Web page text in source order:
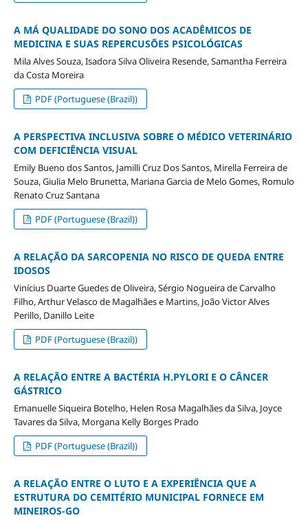
A MÁ QUALIDADE DO SONO DOS ACADÊMICOS DE
MEDICINA E SUAS REPERCUSÕES PSICOLÓGICAS
Mila Alves Souza, Isadora Silva Oliveira Resende, Samantha Ferreira
da Costa Moreira
PDF (Portuguese (Brazil))
A PERSPECTIVA INCLUSIVA SOBRE O MÉDICO VETERINÁRIO
COM DEFICIÊNCIA VISUAL
Emily Bueno dos Santos, Jamilli Cruz Dos Santos, Mirella Ferreira de
Souza, Giulia Melo Brunetta, Mariana Garcia de Melo Gomes, Romulo
Renato Cruz Santana
PDF (Portuguese (Brazil))
A RELAÇÃO DA SARCOPENIA NO RISCO DE QUEDA ENTRE
IDOSOS
Vinícius Duarte Guedes de Oliveira, Sérgio Nogueira de Carvalho
Filho, Arthur Velasco de Magalhães e Martins, João Victor Alves
Perillo, Danillo Leite
PDF (Portuguese (Brazil))
A RELAÇÃO ENTRE A BACTÉRIA H.PYLORI E O CÂNCER
GÁSTRICO
Emanuelle Siqueira Botelho, Helen Rosa Magalhães da Silva, Joyce
Tavares da Silva, Morgana Kelly Borges Prado
PDF (Portuguese (Brazil))
A RELAÇÃO ENTRE O LUTO E A EXPERIÊNCIA QUE A
ESTRUTURA DO CEMITÉRIO MUNICIPAL FORNECE EM
MINEIROS-GO